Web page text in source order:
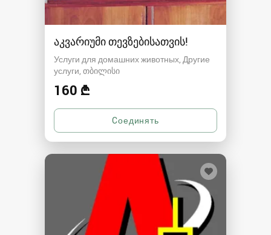
აკვარიუმი თევზებისათვის!
Услуги для домашних животных, Другие
услуги თბილისი
160 ₾